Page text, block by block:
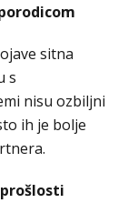
sitna
s
nisu ozbiljni
ih je bolje